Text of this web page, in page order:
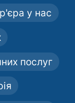
у нас
послуг